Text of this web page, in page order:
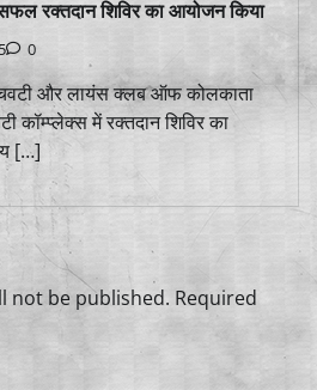
रक्तदान शिविर का आयोजन किया
0
और लायंस क्लब ऑफ कोलकाता
कॉम्प्लेक्स में रक्तदान शिविर का
[…]
not be published. Required